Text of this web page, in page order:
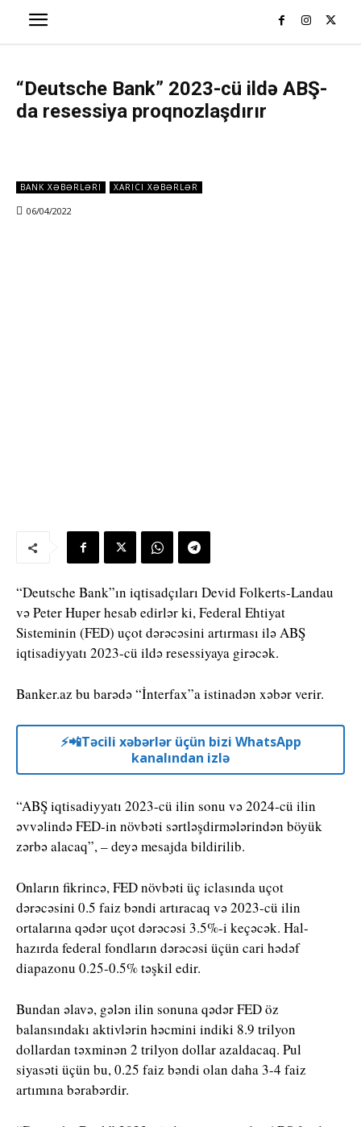
“Deutsche Bank” 2023-cü ildə ABŞ-
da resessiya proqnozlaşdırır
BANK XƏBƏRLƏRI XARICI XƏBƏRLƏR
06/04/2022
“Deutsche Bank”ın iqtisadçıları Devid Folkerts-Landau
və Peter Huper hesab edirlər ki, Federal Ehtiyat
Sisteminin (FED) uçot dərəcəsini artırması ilə ABŞ
iqtisadiyyatı 2023-cü ildə resessiyaya girəcək.
Banker.az bu barədə “İnterfax”a istinadən xəbər verir.
⚡️📲Təcili xəbərlər üçün bizi WhatsApp
kanalından izlə
“ABŞ iqtisadiyyatı 2023-cü ilin sonu və 2024-cü ilin
əvvəlində FED-in növbəti sərtləşdirmələrindən böyük
zərbə alacaq”, – deyə mesajda bildirilib.
Onların fikrincə, FED növbəti üç iclasında uçot
dərəcəsini 0.5 faiz bəndi artıracaq və 2023-cü ilin
ortalarına qədər uçot dərəcəsi 3.5%-i keçəcək. Hal-
hazırda federal fondların dərəcəsi üçün cari hədəf
diapazonu 0.25-0.5% təşkil edir.
Bundan əlavə, gələn ilin sonuna qədər FED öz
balansındakı aktivlərin həcmini indiki 8.9 trilyon
dollardan təxminən 2 trilyon dollar azaldacaq. Pul
siyasəti üçün bu, 0.25 faiz bəndi olan daha 3-4 faiz
artımına bərabərdir.